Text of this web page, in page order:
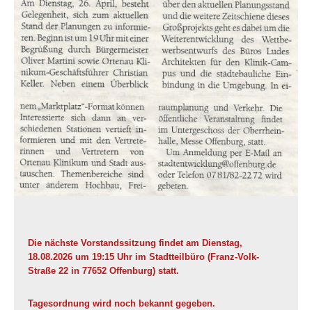
Die nächste Vorstandssitzung findet am Dienstag,
18.08.2026 um 19:15 Uhr im Stadtteilbüro (Franz-Volk-
Straße 22 in 77652 Offenburg) statt.
Tagesordnung wird noch bekannt gegeben.